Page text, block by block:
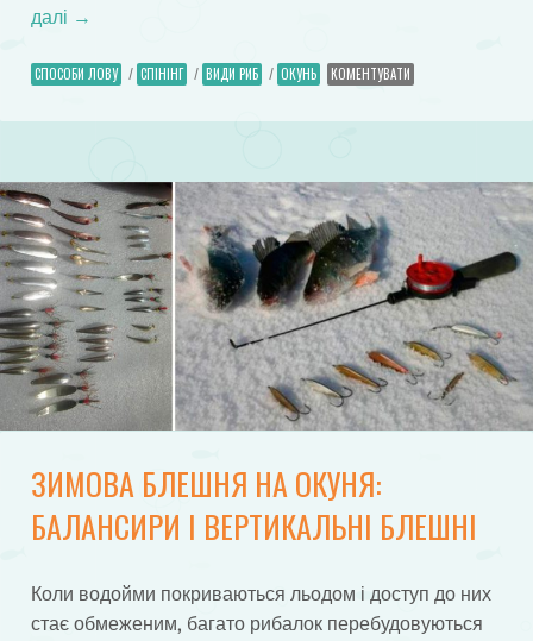
далі →
СПОСОБИ ЛОВУ / СПІНІНГ / ВИДИ РИБ / ОКУНЬ КОМЕНТУВАТИ
ЗИМОВА БЛЕШНЯ НА ОКУНЯ:
БАЛАНСИРИ І ВЕРТИКАЛЬНІ БЛЕШНІ
Коли водойми покриваються льодом і доступ до них
стає обмеженим, багато рибалок перебудовуються